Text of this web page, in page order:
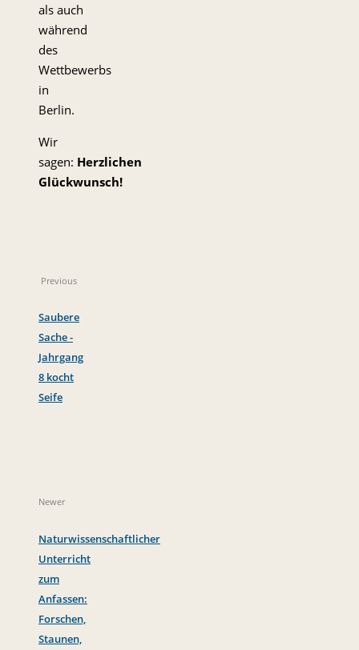
als auch
während
des
Wettbewerbs
in
Berlin.
Wir
sagen: Herzlichen
Glückwunsch!
Previous
Saubere
Sache -
Jahrgang
8 kocht
Seife
Newer
Naturwissenschaftlicher
Unterricht
zum
Anfassen:
Forschen,
Staunen,